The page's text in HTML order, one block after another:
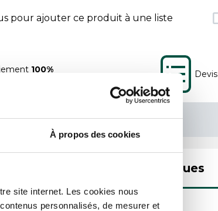
À propos des cookies
site internet. Les cookies nous
personnalisés, de mesurer et
pour ajouter ce produit à une liste
100%
Devis
Caractéristiques techniques